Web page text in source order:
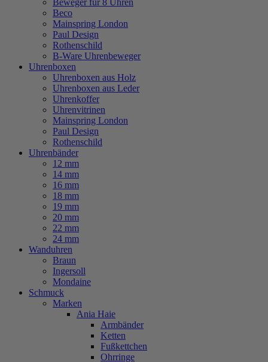
Beweger für 8 Uhren
Beco
Mainspring London
Paul Design
Rothenschild
B-Ware Uhrenbeweger
Uhrenboxen
Uhrenboxen aus Holz
Uhrenboxen aus Leder
Uhrenkoffer
Uhrenvitrinen
Mainspring London
Paul Design
Rothenschild
Uhrenbänder
12 mm
14 mm
16 mm
18 mm
19 mm
20 mm
22 mm
24 mm
Wanduhren
Braun
Ingersoll
Mondaine
Schmuck
Marken
Ania Haie
Armbänder
Ketten
Fußkettchen
Ohrringe